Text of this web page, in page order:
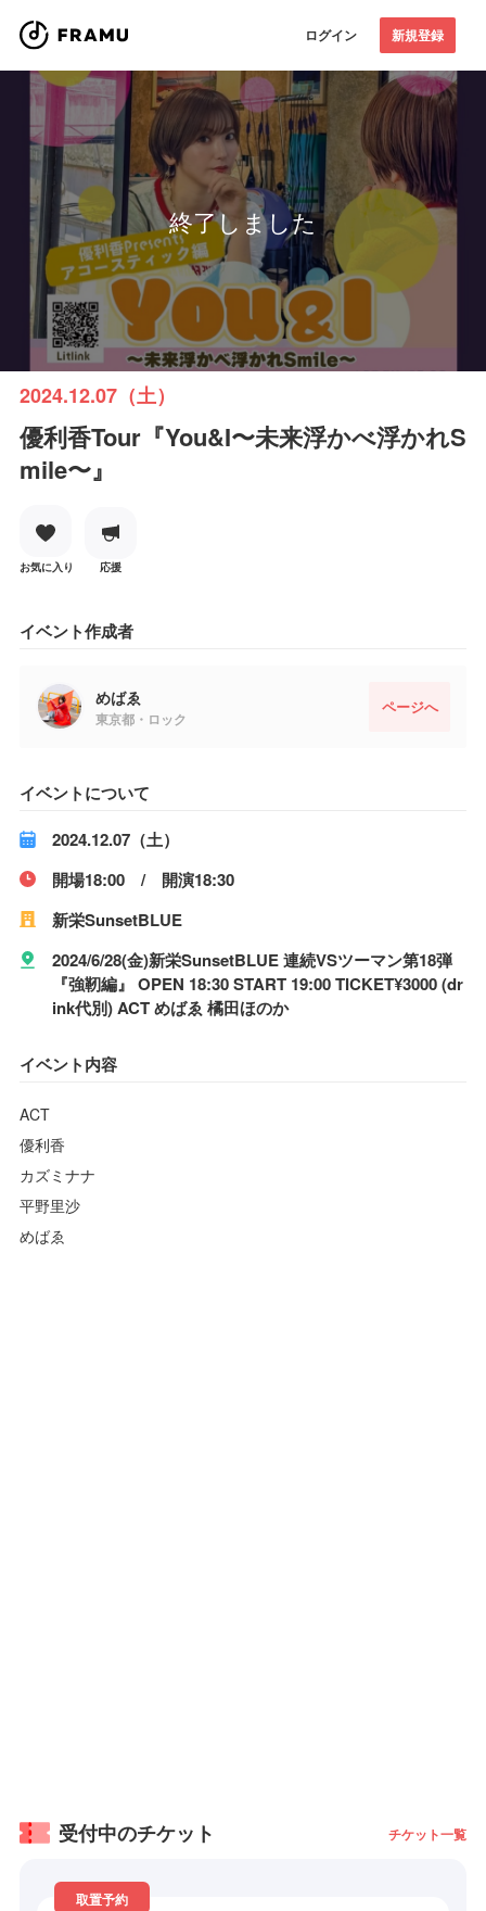
ログイン 新規登録
終了しました
2024.12.07（土）
優利香Tour『You&I〜未来浮かべ浮かれS
mile〜』
お気に入り 応援
イベント作成者
めばゑ
東京都・ロック
ページへ
イベントについて
2024.12.07（土）
開場18:00 / 開演18:30
新栄SunsetBLUE
2024/6/28(金)新栄SunsetBLUE 連続VSツーマン第18弾
『強靭編』 OPEN 18:30 START 19:00 TICKET¥3000 (dr
ink代別) ACT めばゑ 橘田ほのか
イベント内容
ACT
優利香
カズミナナ
平野里沙
めばゑ
受付中のチケット チケット一覧
取置予約